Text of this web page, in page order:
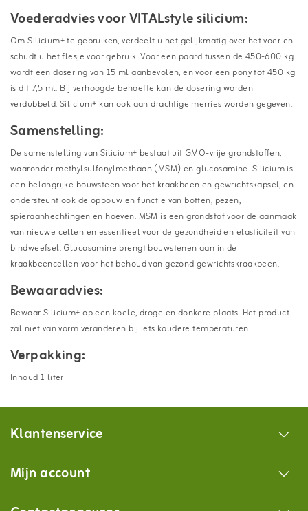
Voederadvies voor VITALstyle silicium:
Om Silicium+ te gebruiken, verdeelt u het gelijkmatig over het voer en
schudt u het flesje voor gebruik. Voor een paard tussen de 450-600 kg
wordt een dosering van 15 ml aanbevolen, en voor een pony tot 450 kg
is dit 7,5 ml. Bij verhoogde behoefte kan de dosering worden
verdubbeld. Silicium+ kan ook aan drachtige merries worden gegeven.
Samenstelling:
De samenstelling van Silicium+ bestaat uit GMO-vrije grondstoffen,
waaronder methylsulfonylmethaan (MSM) en glucosamine. Silicium is
een belangrijke bouwsteen voor het kraakbeen en gewrichtskapsel, en
ondersteunt ook de opbouw en functie van botten, pezen,
spieraanhechtingen en hoeven. MSM is een grondstof voor de aanmaak
van nieuwe cellen en essentieel voor de gezondheid en elasticiteit van
bindweefsel. Glucosamine brengt bouwstenen aan in de
kraakbeencellen voor het behoud van gezond gewrichtskraakbeen.
Bewaaradvies:
Bewaar Silicium+ op een koele, droge en donkere plaats. Het product
zal niet van vorm veranderen bij iets koudere temperaturen.
Verpakking:
Inhoud 1 liter
Klantenservice
Mijn account